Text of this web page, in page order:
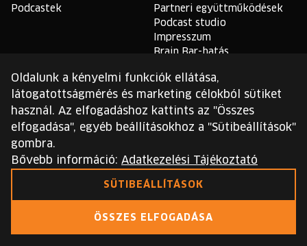
Podcastek
Partneri együttműködések
Podcast studio
Impresszum
Brain Bar-hatás
TLDR
Általános Szerződési
Feltételek
Sütikezelési Szabályzat
Adatvédelmi Szabályzat
Ezt a webhelyet a reCAPTCHA védi, és a Google
Oldalunk a kényelmi funkciók ellátása,
látogatottságmérés és marketing célokból sütiket
használ. Az elfogadáshoz kattints az "Összes
elfogadása", egyéb beállításokhoz a "Sütibeállítások"
gombra.
Bővebb információ: Adatkezelési Tájékoztató
SÜTIBEÁLLÍTÁSOK
ÖSSZES ELFOGADÁSA